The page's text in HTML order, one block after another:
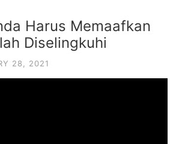
Harus Memaafkan
Diselingkuhi
28, 2021